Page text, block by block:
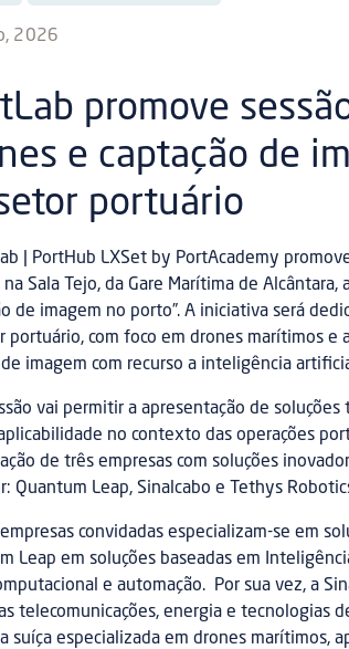
2026
promove
e captação de
portuário
| PortHub LXSet by PortAcademy
Sala Tejo, da Gare Marítima de Alcântara,
de imagem no porto”. A iniciativa será
portuário, com foco em drones marítimos e
imagem com recurso a inteligência
vai permitir a apresentação de soluções
no contexto das operações
de três empresas com soluções
Quantum Leap, Sinalcabo e Tethys
convidadas especializam-se em
Leap em soluções baseadas em
e automação. Por sua vez, a
telecomunicações, energia e tecnologias
suíça especializada em drones marítimos,